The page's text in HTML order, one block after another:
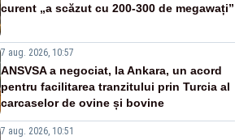
curent „a scăzut cu 200-300 de megawați”
7 aug. 2026, 10:57
ANSVSA a negociat, la Ankara, un acord
pentru facilitarea tranzitului prin Turcia al
carcaselor de ovine și bovine
7 aug. 2026, 10:51